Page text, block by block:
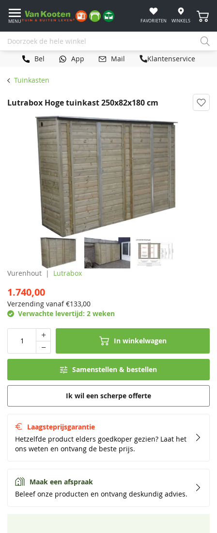
MENU FAVORIETEN WINKELS
Bel App Mail Klantenservice
Tuinkasten
Lutrabox Hoge tuinkast 250x82x180 cm
Vurenhout Lutrabox
1.740,00
Verzending vanaf €133,00
Verwachte levertijd: 2 weken
Laagsteprijsgarantie
Hetzelfde product elders goedkoper gezien? Laat het
ons weten en ontvang de beste prijs.
Maak een afspraak
Beleef onze producten en ontvang deskundig advies.
In winkelwagen
Samenstellen & bestellen
Ik wil een scherpe offerte